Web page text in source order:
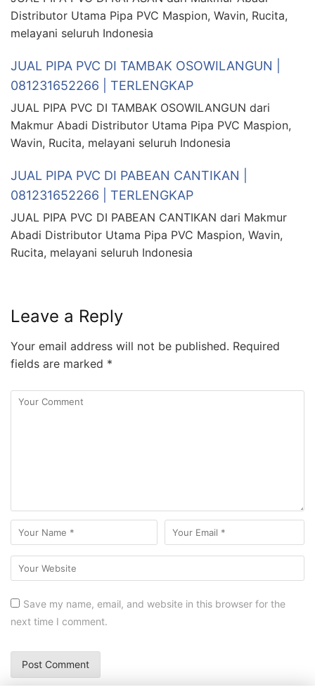
Distributor Utama Pipa PVC Maspion, Wavin, Rucita,
melayani seluruh Indonesia
JUAL PIPA PVC DI TAMBAK OSOWILANGUN |
081231652266 | TERLENGKAP
JUAL PIPA PVC DI TAMBAK OSOWILANGUN dari
Makmur Abadi Distributor Utama Pipa PVC Maspion,
Wavin, Rucita, melayani seluruh Indonesia
JUAL PIPA PVC DI PABEAN CANTIKAN |
081231652266 | TERLENGKAP
JUAL PIPA PVC DI PABEAN CANTIKAN dari Makmur
Abadi Distributor Utama Pipa PVC Maspion, Wavin,
Rucita, melayani seluruh Indonesia
Leave a Reply
Your email address will not be published. Required
fields are marked *
Save my name, email, and website in this browser for the
next time I comment.